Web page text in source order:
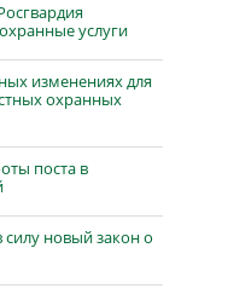
услуги
изменениях для
охранных
поста в
силу новый закон о